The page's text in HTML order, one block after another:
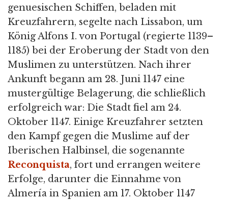
genuesischen Schiffen, beladen mit
Kreuzfahrern, segelte nach Lissabon, um
König Alfons I. von Portugal (regierte 1139–
1185) bei der Eroberung der Stadt von den
Muslimen zu unterstützen. Nach ihrer
Ankunft begann am 28. Juni 1147 eine
mustergültige Belagerung, die schließlich
erfolgreich war: Die Stadt fiel am 24.
Oktober 1147. Einige Kreuzfahrer setzten
den Kampf gegen die Muslime auf der
Iberischen Halbinsel, die sogenannte
Reconquista, fort und errangen weitere
Erfolge, darunter die Einnahme von
Almería in Spanien am 17. Oktober 1147